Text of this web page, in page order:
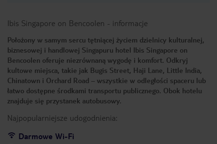
Ibis Singapore on Bencoolen - informacje
Położony w samym sercu tętniącej życiem dzielnicy kulturalnej,
biznesowej i handlowej Singapuru hotel Ibis Singapore on
Bencoolen oferuje niezrównaną wygodę i komfort. Odkryj
kultowe miejsca, takie jak Bugis Street, Haji Lane, Little India,
Chinatown i Orchard Road – wszystkie w odległości spaceru lub
łatwo dostępne środkami transportu publicznego. Obok hotelu
znajduje się przystanek autobusowy.
Najpopularniejsze udogodnienia:
Darmowe Wi-Fi